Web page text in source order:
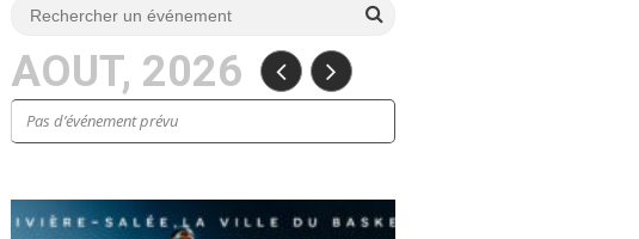
AOUT, 2026
Pas d’événement prévu